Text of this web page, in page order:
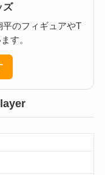
ズ
のフィギュアやT
す。